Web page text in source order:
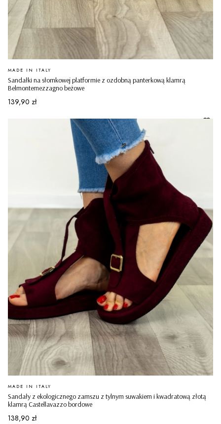
Sandałki na słomkowej platformie z ozdobną panterkową klamrą
Belmontemezzagno beżowe
PRODUCENT
MADE IN ITALY
Cena
139,90 zł
Sandały z ekologicznego zamszu z tylnym suwakiem i kwadratową złotą
klamrą Castellavazzo bordowe
PRODUCENT
MADE IN ITALY
Cena
138,90 zł